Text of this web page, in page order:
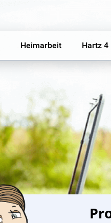
Heimarbeit Hartz 4